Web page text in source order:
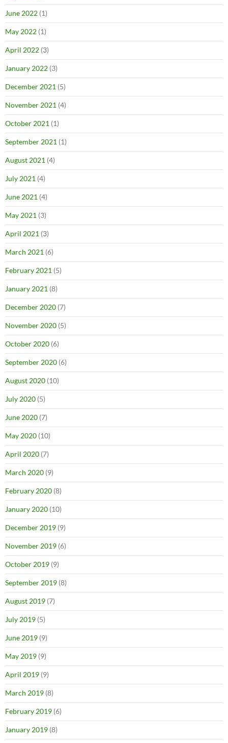
June 2022 (1)
May 2022 (1)
April 2022 (3)
January 2022 (3)
December 2021 (5)
November 2021 (4)
October 2021 (1)
September 2021 (1)
August 2021 (4)
July 2021 (4)
June 2021 (4)
May 2021 (3)
April 2021 (3)
March 2021 (6)
February 2021 (5)
January 2021 (8)
December 2020 (7)
November 2020 (5)
October 2020 (6)
September 2020 (6)
August 2020 (10)
July 2020 (5)
June 2020 (7)
May 2020 (10)
April 2020 (7)
March 2020 (9)
February 2020 (8)
January 2020 (10)
December 2019 (9)
November 2019 (6)
October 2019 (9)
September 2019 (8)
August 2019 (7)
July 2019 (5)
June 2019 (9)
May 2019 (9)
April 2019 (9)
March 2019 (8)
February 2019 (6)
January 2019 (8)